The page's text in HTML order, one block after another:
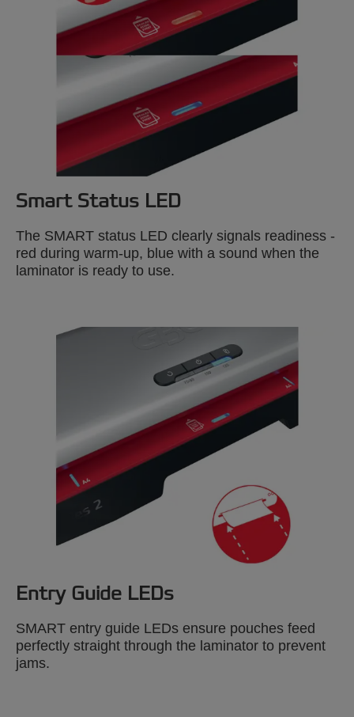
Smart Status LED
The SMART status LED clearly signals readiness -
red during warm-up, blue with a sound when the
laminator is ready to use.
Entry Guide LEDs
SMART entry guide LEDs ensure pouches feed
perfectly straight through the laminator to prevent
jams.